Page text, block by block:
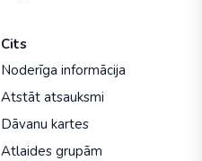
Cits
Noderīga informācija
Atstāt atsauksmi
Dāvanu kartes
Atlaides grupām